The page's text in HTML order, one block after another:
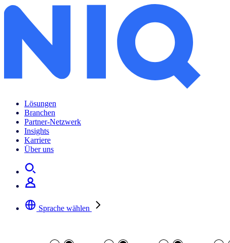
Lösungen
Branchen
Partner-Netzwerk
Insights
Karriere
Über uns
Sprache wählen